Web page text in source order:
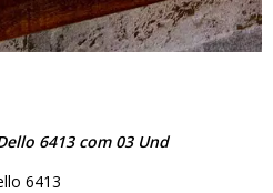
6413 com 03 Und
6413